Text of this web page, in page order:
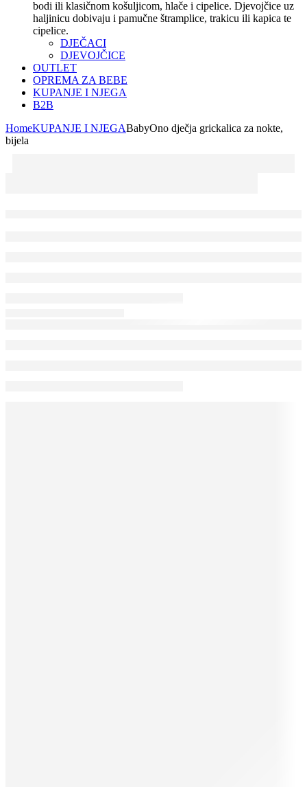
bodi ili klasičnom košuljicom, hlače i cipelice. Djevojčice uz
haljinicu dobivaju i pamučne štramplice, trakicu ili kapica te
cipelice.
DJEČACI
DJEVOJČICE
OUTLET
OPREMA ZA BEBE
KUPANJE I NJEGA
B2B
HomeKUPANJE I NJEGABabyOno dječja grickalica za nokte,
bijela